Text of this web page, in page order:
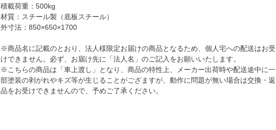
積載荷重：500kg
材質：スチール製（底板スチール）
外寸法：850×650×1700
※商品名に記載のとおり、法人様限定お届けの商品となるため、個人宅への配送はお受
けできません。必ず、お届け先に「法人名」のご記入をお願いいたします。
※こちらの商品は「車上渡し」となり、商品の特性上、メーカー出荷時や配送途中に一
部塗装の剥がれやキズ等が生じることがござますが、動作に問題が無い場合は交換・返
品をお受けできませんので、予めご了承ください。